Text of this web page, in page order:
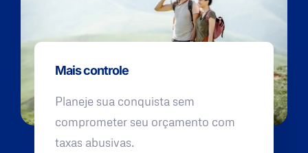
Mais controle
Planeje sua conquista sem
comprometer seu orçamento com
taxas abusivas.